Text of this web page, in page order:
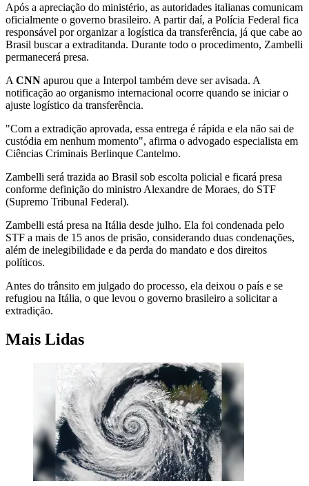
Após a apreciação do ministério, as autoridades italianas comunicam
oficialmente o governo brasileiro. A partir daí, a Polícia Federal fica
responsável por organizar a logística da transferência, já que cabe ao
Brasil buscar a extraditanda. Durante todo o procedimento, Zambelli
permanecerá presa.
A CNN apurou que a Interpol também deve ser avisada. A
notificação ao organismo internacional ocorre quando se iniciar o
ajuste logístico da transferência.
"Com a extradição aprovada, essa entrega é rápida e ela não sai de
custódia em nenhum momento", afirma o advogado especialista em
Ciências Criminais Berlinque Cantelmo.
Zambelli será trazida ao Brasil sob escolta policial e ficará presa
conforme definição do ministro Alexandre de Moraes, do STF
(Supremo Tribunal Federal).
Zambelli está presa na Itália desde julho. Ela foi condenada pelo
STF a mais de 15 anos de prisão, considerando duas condenações,
além de inelegibilidade e da perda do mandato e dos direitos
políticos.
Antes do trânsito em julgado do processo, ela deixou o país e se
refugiou na Itália, o que levou o governo brasileiro a solicitar a
extradição.
Mais Lidas